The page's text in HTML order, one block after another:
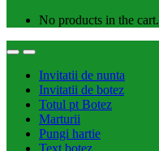
No products in the cart.
Invitatii de nunta
Invitatii de botez
Totul pt Botez
Marturii
Pungi hartie
Text botez